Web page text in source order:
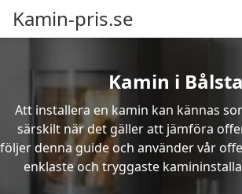
Kamin-pris.se
Kamin i Bålsta
Att installera en kamin kan kännas
särskilt när det gäller att jämföra
följer denna guide och använder vår
enklaste och tryggaste